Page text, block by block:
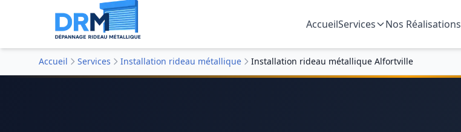
AccueilServices Nos Réalisations
Accueil Services Installation rideau métallique Installation rideau métallique Alfortville